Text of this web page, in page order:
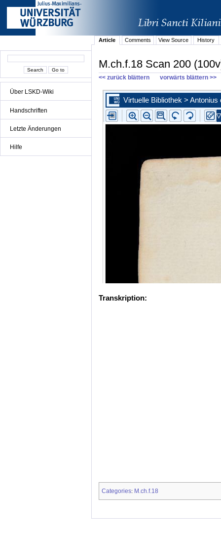
Über LSKD-Wiki
Handschriften
Letzte Änderungen
Hilfe
Article Comments View Source History
M.ch.f.18 Scan 200
<< zurück blättern vorwärts blättern >>
Transkription:
Categories: M.ch.f.18